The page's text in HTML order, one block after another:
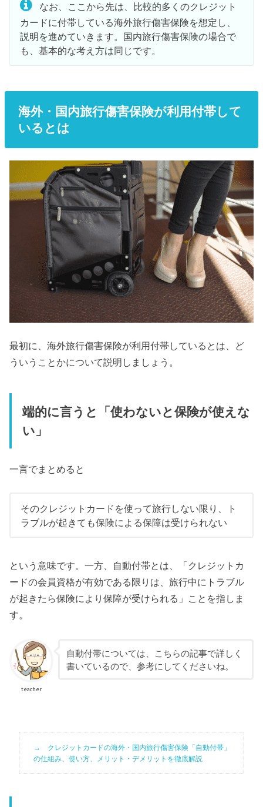
なお、ここから先は、比較的多くのクレジット
カードに付帯している海外旅行傷害保険を想定し、
説明を進めていきます。国内旅行傷害保険の場合で
も、基本的な考え方は同じです。
海外・国内旅行傷害保険が利用付帯して
いるとは
最初に、海外旅行傷害保険が利用付帯しているとは、ど
ういうことかについて説明しましょう。
端的に言うと「使わないと保険が使えな
い」
一言でまとめると
そのクレジットカードを使って旅行しない限り、ト
ラブルが起きても保険による保障は受けられない
という意味です。一方、自動付帯とは、「クレジットカ
ードの会員資格が有効である限りは、旅行中にトラブル
が起きたら保険により保障が受けられる」ことを指しま
す。
teacher
自動付帯については、こちらの記事で詳しく
書いているので、参考にしてくださいね。
クレジットカードの海外・国内旅行傷害保険「自動付帯」
の仕組み、使い方、メリット・デメリットを徹底解説